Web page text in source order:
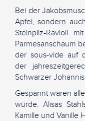
Bei der
Apfel, sondern
Steinpilz-Ravioli
Parmesanschaum
der sous-vide auf
der
Schwarzer
Gespannt waren
würde. Alisas
Kamille und Vanille